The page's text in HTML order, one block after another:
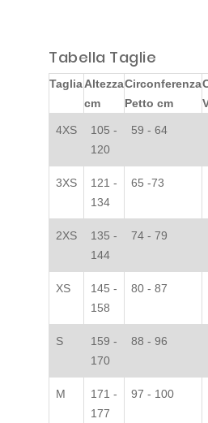
Tabella Taglie
TagliaAltezza
cm
Circonferenza
Petto cm
4XS
105 -
120
59 - 64
3XS
121 -
134
65 -73
2XS
135 -
144
74 - 79
XS
145 -
158
80 - 87
S
159 -
170
88 - 96
M
171 -
177
97 - 100